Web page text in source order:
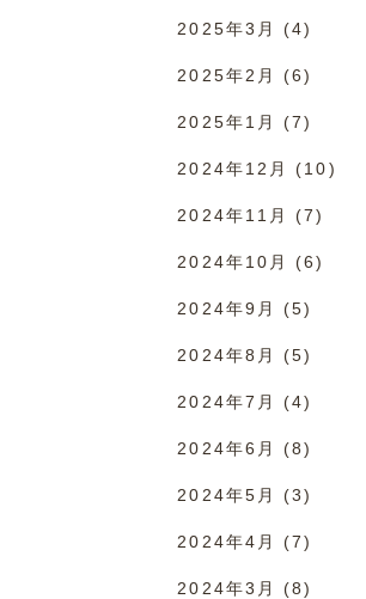
2025年3月 (4)
2025年2月 (6)
2025年1月 (7)
2024年12月 (10)
2024年11月 (7)
2024年10月 (6)
2024年9月 (5)
2024年8月 (5)
2024年7月 (4)
2024年6月 (8)
2024年5月 (3)
2024年4月 (7)
2024年3月 (8)